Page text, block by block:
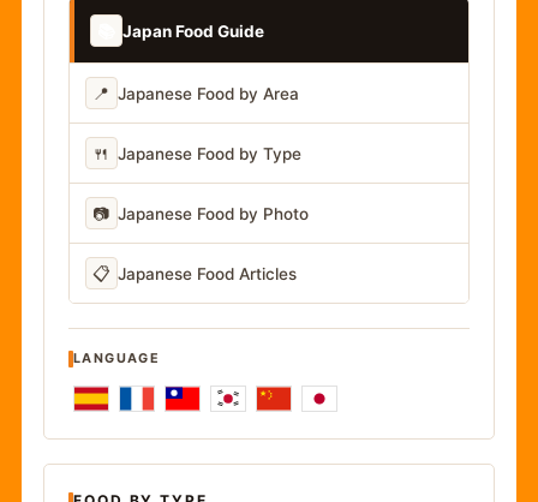
Japan Food Guide
📍 Japanese Food by Area
🍴 Japanese Food by Type
📷 Japanese Food by Photo
📋 Japanese Food Articles
LANGUAGE